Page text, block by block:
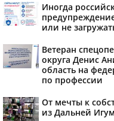
Иногда
или не
Ветеран
округа Денис
область на
по профессии
От мечты к
из Дальней